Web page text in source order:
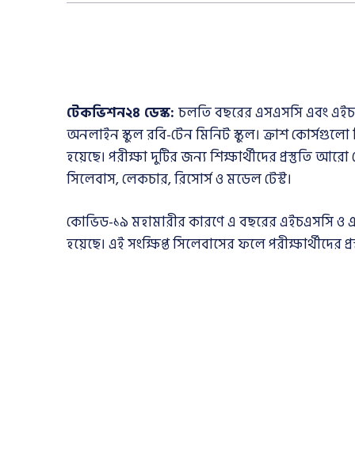
টেকভিশন২৪ ডেস্ক: চলতি বছরের এসএসসি এবং
অনলাইন স্কুল রবি-টেন মিনিট স্কুল। ক্রাশ কোর্সগুলো
হয়েছে। পরীক্ষা দুটির জন্য শিক্ষার্থীদের প্রস্তুতি
সিলেবাস,লেকচার,রিসোর্স ও মডেল টেস্ট।
কোভিড-১৯ মহামারীর কারণে এ বছরের এইচএসসি ও
হয়েছে। এই সংক্ষিপ্ত সিলেবাসের ফলে পরীক্ষার্থীদের